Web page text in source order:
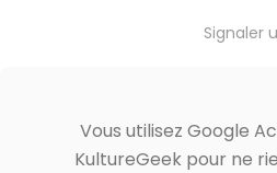
Signaler
Vous utilisez Google
KultureGeek pour ne